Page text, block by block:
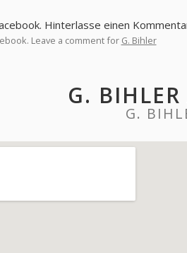
Hinterlasse einen
Leave a comment for G. Bihler
G.
G.